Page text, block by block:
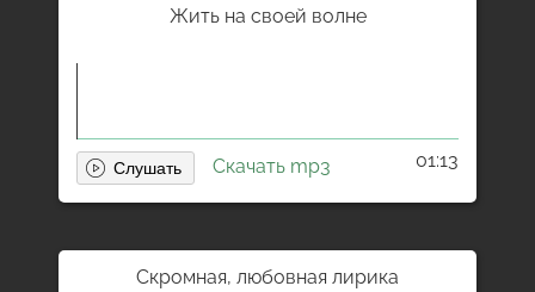
Жить на своей волне
Скачать mp3 01:13
Скромная, любовная лирика